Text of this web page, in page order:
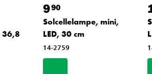
36,8
990
Solcellelampe, mini,
LED, 30 cm
14-2759